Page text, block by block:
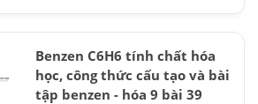
Benzen C6H6 tính chất hóa
học, công thức cấu tạo và bài
tập benzen - hóa 9 bài 39